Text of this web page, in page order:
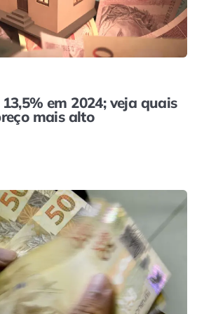
em 2024; veja quais
mais alto